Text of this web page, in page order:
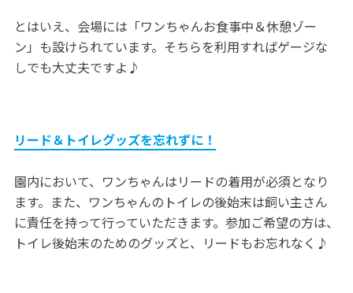
とはいえ、会場には「ワンちゃんお食事中＆休憩ゾー
ン」も設けられています。そちらを利用すればゲージな
しでも大丈夫ですよ♪
リード＆トイレグッズを忘れずに！
園内において、ワンちゃんはリードの着用が必須となり
ます。また、ワンちゃんのトイレの後始末は飼い主さん
に責任を持って行っていただきます。参加ご希望の方は、
トイレ後始末のためのグッズと、リードもお忘れなく♪